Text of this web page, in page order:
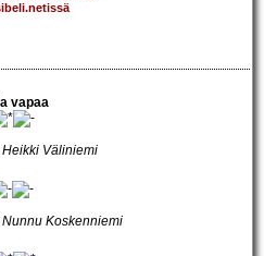
vapaa
Väliniemi
Koskenniemi